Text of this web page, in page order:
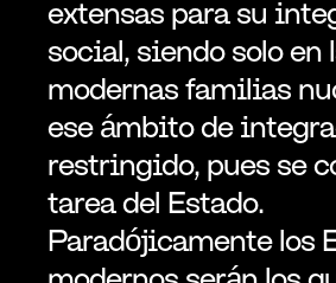
extensas para su
social, siendo solo en
modernas familias
ese ámbito de
restringido, pues se
tarea del Estado.
Paradójicamente los